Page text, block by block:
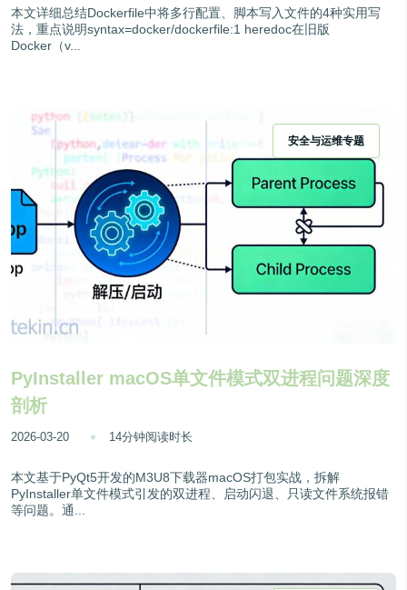
本文详细总结Dockerfile中将多行配置、脚本写入文件的4种实用写
法，重点说明syntax=docker/dockerfile:1 heredoc在旧版
Docker（v...
安全与运维专题
PyInstaller macOS单文件模式双进程问题深度
剖析
2026-03-20 14分钟阅读时长
本文基于PyQt5开发的M3U8下载器macOS打包实战，拆解
PyInstaller单文件模式引发的双进程、启动闪退、只读文件系统报错
等问题。通...